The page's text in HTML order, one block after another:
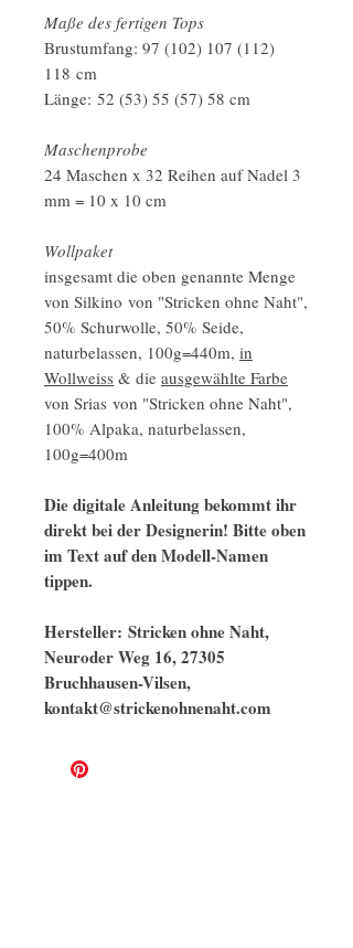
Maße des fertigen Tops
Brustumfang: 97 (102) 107 (112)
118 cm
Länge: 52 (53) 55 (57) 58 cm
Maschenprobe
24 Maschen x 32 Reihen auf Nadel 3
mm = 10 x 10 cm
Wollpaket
insgesamt die oben genannte Menge
von Silkino von "Stricken ohne Naht",
50% Schurwolle, 50% Seide,
naturbelassen, 100g=440m, in
Wollweiss & die ausgewählte Farbe
von Srias von "Stricken ohne Naht",
100% Alpaka, naturbelassen,
100g=400m
Die digitale Anleitung bekommt ihr
direkt bei der Designerin! Bitte oben
im Text auf den Modell-Namen
tippen.
Hersteller: Stricken ohne Naht,
Neuroder Weg 16, 27305
Bruchhausen-Vilsen,
kontakt@strickenohnenaht.com